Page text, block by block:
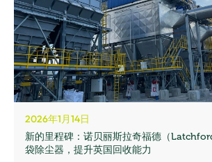
2026年1月14日
新的里程碑：诺贝丽斯拉奇福德（
袋除尘器，提升英国回收能力